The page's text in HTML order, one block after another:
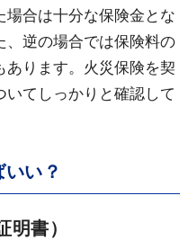
合は十分な保険金とな
、逆の場合では保険料の
ります。火災保険を契
てしっかりと確認して
い？
明書）